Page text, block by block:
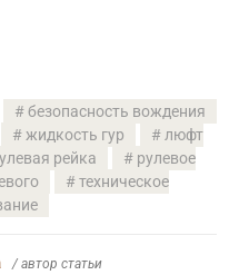
безопасность вождения
жидкость гур
люфт
рейка
рулевое
техническое
/ автор статьи